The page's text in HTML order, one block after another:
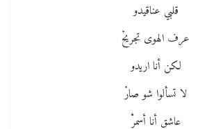
قلبي عناقيدو
عرف الهوى تجريحْ
لكن أنا اريدو
لا تسألوا شو صارْ
عاشق أنا أسمرْْ